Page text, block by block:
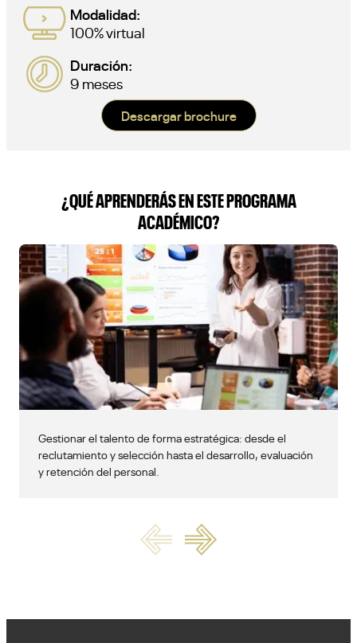
Modalidad:
100% virtual
Duración:
9 meses
Descargar brochure
¿QUÉ APRENDERÁS EN ESTE PROGRAMA
ACADÉMICO?
Gestionar el talento de forma estratégica: desde el
reclutamiento y selección hasta el desarrollo, evaluación
y retención del personal.